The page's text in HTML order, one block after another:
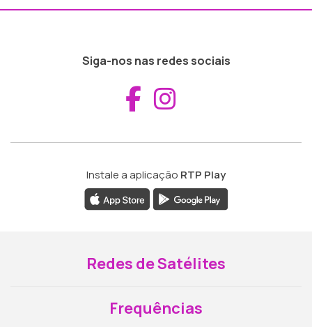
Siga-nos nas redes sociais
Aceder ao
Instale a aplicação RTP Play
Redes de Satélites
Frequências